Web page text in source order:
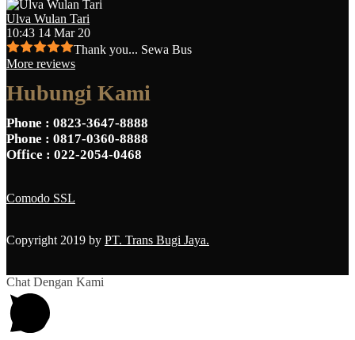
Ulva Wulan Tari
10:43 14 Mar 20
Thank you... Sewa Bus
More reviews
Hubungi Kami
Phone : 0823-3647-8888
Phone : 0817-0360-8888
Office : 022-2054-0468
Comodo SSL
Copyright 2019 by PT. Trans Bugi Jaya.
Chat Dengan Kami